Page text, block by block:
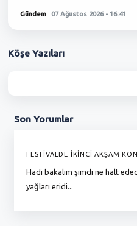
Gündem 07 Ağustos 2026 - 16:41
Köşe Yazıları
Son Yorumlar
FESTİVALDE İKİNCİ AKŞAM
Hadi bakalım şimdi ne halt
yağları eridi...